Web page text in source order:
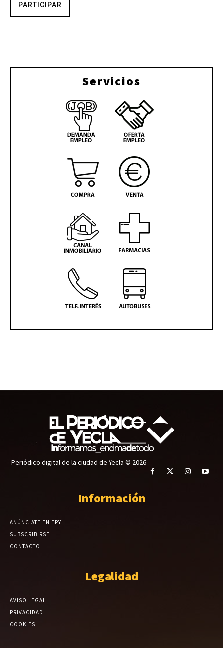
PARTICIPAR
Servicios
Periódico digital de la ciudad de Yecla © 2026
Información
ANÚNCIATE EN EPY
SUBSCRIBIRSE
CONTACTO
Legalidad
AVISO LEGAL
PRIVACIDAD
COOKIES